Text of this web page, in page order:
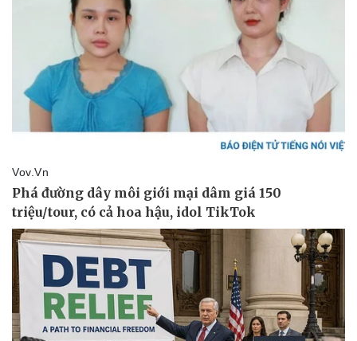
Tư vấn luật
Quân sự - Quốc phòng
Việt Nam
Phân tích